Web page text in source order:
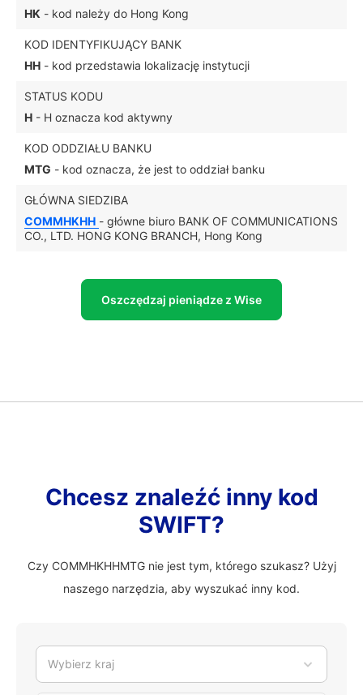
HK - kod należy do Hong Kong
KOD IDENTYFIKUJĄCY BANK
HH - kod przedstawia lokalizację instytucji
STATUS KODU
H - H oznacza kod aktywny
KOD ODDZIAŁU BANKU
MTG - kod oznacza, że jest to oddział banku
GŁÓWNA SIEDZIBA
COMMHKHH - główne biuro BANK OF COMMUNICATIONS
CO., LTD. HONG KONG BRANCH, Hong Kong
Oszczędzaj pieniądze z Wise
Chcesz znaleźć inny kod
SWIFT?
Czy COMMHKHHMTG nie jest tym, którego szukasz? Użyj
naszego narzędzia, aby wyszukać inny kod.
Wybierz kraj